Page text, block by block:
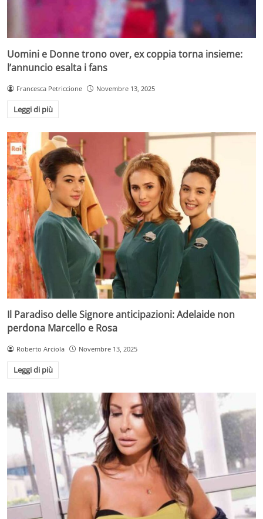
Uomini e Donne trono over, ex coppia torna insieme:
l’annuncio esalta i fans
Francesca Petriccione Novembre 13, 2025
Leggi di più
Il Paradiso delle Signore anticipazioni: Adelaide non
perdona Marcello e Rosa
Roberto Arciola Novembre 13, 2025
Leggi di più